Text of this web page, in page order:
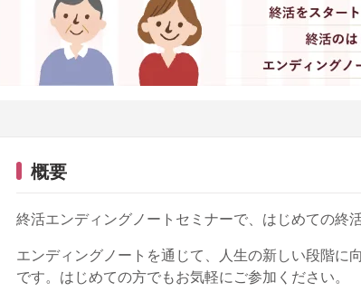
概要
終活エンディングノートセミナーで、はじめての終
エンディングノートを通じて、人生の新しい段階に
です。はじめての方でもお気軽にご参加ください。